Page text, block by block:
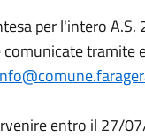
per l'intero
tramite
entro il 27/